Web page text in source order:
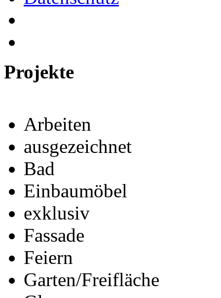
Projekte
Arbeiten
ausgezeichnet
Bad
Einbaumöbel
exklusiv
Fassade
Feiern
Garten/Freifläche